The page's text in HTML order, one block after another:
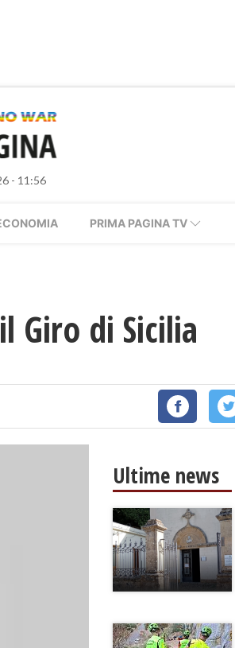
- 11:56
PRIMA PAGINA TV
Giro di Sicilia
Ultime news